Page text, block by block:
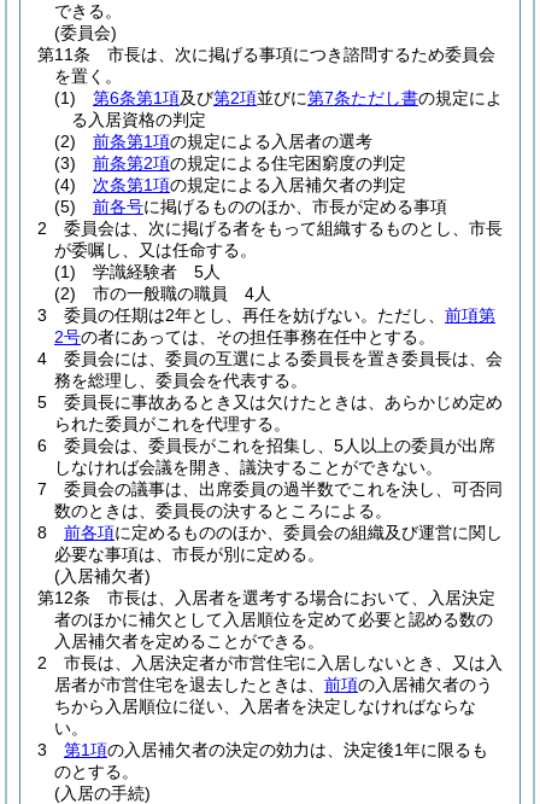
できる。
(委員会)
第11条
市長は、次に掲げる事項につき諮問するため委員会
を置く。
(1)
第6条第1項及び第2項並びに第7条ただし書の規定によ
る入居資格の判定
(2)
前条第1項の規定による入居者の選考
(3)
前条第2項の規定による住宅困窮度の判定
(4)
次条第1項の規定による入居補欠者の判定
(5)
前各号に掲げるもののほか、市長が定める事項
2
委員会は、次に掲げる者をもって組織するものとし、市長
が委嘱し、又は任命する。
(1)
学識経験者 5人
(2)
市の一般職の職員 4人
3
委員の任期は2年とし、再任を妨げない。 ただし、 前項第
2号の者にあっては、その担任事務在任中とする。
4
委員会には、委員の互選による委員長を置き委員長は、会
務を総理し、委員会を代表する。
5
委員長に事故あるとき又は欠けたときは、あらかじめ定め
られた委員がこれを代理する。
6
委員会は、委員長がこれを招集し、5人以上の委員が出席
しなければ会議を開き、議決することができない。
7
委員会の議事は、出席委員の過半数でこれを決し、可否同
数のときは、委員長の決するところによる。
8
前各項に定めるもののほか、委員会の組織及び運営に関し
必要な事項は、市長が別に定める。
(入居補欠者)
第12条
市長は、入居者を選考する場合において、入居決定
者のほかに補欠として入居順位を定めて必要と認める数の
入居補欠者を定めることができる。
2
市長は、入居決定者が市営住宅に入居しないとき、又は入
居者が市営住宅を退去したときは、 前項の入居補欠者のう
ちから入居順位に従い、入居者を決定しなければならな
い。
3
第1項の入居補欠者の決定の効力は、決定後1年に限るも
のとする。
(入居の手続)